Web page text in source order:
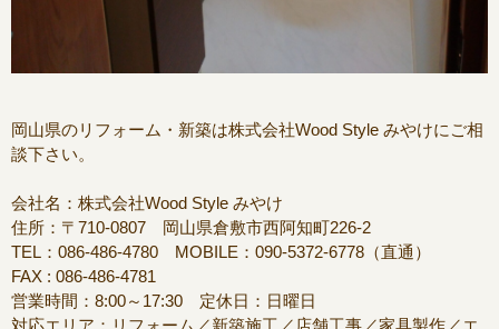
岡山県のリフォーム・新築は株式会社Wood Style みやけにご相
談下さい。
会社名：株式会社Wood Style みやけ
住所：〒710-0807 岡山県倉敷市西阿知町226-2
TEL：086-486-4780 MOBILE：090-5372-6778（直通）
FAX : 086-486-4781
営業時間：8:00～17:30 定休日：日曜日